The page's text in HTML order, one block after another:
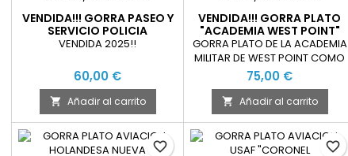
VENDIDA!!! GORRA PASEO Y
SERVICIO POLICIA
NACIONAL COMO NUEVA
VENDIDA 2025!!
60,00 €
 Añadir al carrito
VENDIDA!!! GORRA PLATO
"ACADEMIA WEST POINT"
COMO NUEVA
GORRA PLATO DE LA ACADEMIA
MILITAR DE WEST POINT COMO
NUEVA
75,00 €
 Añadir al carrito
favorite_border
favorite_border